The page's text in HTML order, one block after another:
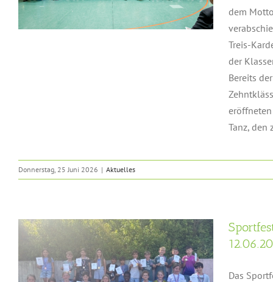
dem
Treis-
der
Bereits
Tanz, den
Donnerstag, 25 Juni 2026 | Aktuelles
Das